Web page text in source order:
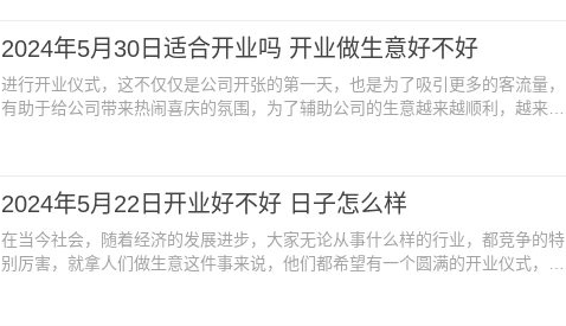
肖相冲】：牛【煞】：煞西【日期相冲】：己丑【胎神占方】：
2024年5月30日适合开业吗 开业做生意好不好
进行开业仪式，这不仅仅是公司开张的第一天，也是为了吸引更多的客流量，
有助于给公司带来热闹喜庆的氛围，为了辅助公司的生意越来越顺利，越来越
座】：双子【喜神】：东北【生肖相冲】：鼠【煞】：煞北【胎神占
2024年5月22日开业好不好 日子怎么样
在当今社会，随着经济的发展进步，大家无论从事什么样的行业，都竞争的特
别厉害，就拿人们做生意这件事来说，他们都希望有一个圆满的开业仪式，这